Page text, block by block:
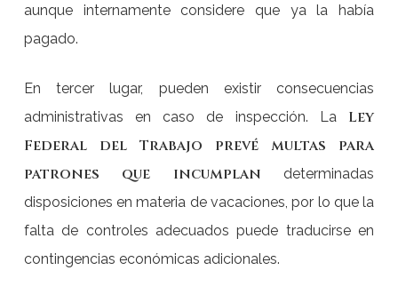
aunque internamente considere que ya la había
pagado.
En tercer lugar, pueden existir consecuencias
administrativas en caso de inspección. LaLey
Federal del Trabajo prevé multas para
patrones que incumplan determinadas
disposiciones en materia de vacaciones, por lo que la
falta de controles adecuados puede traducirse en
contingencias económicas adicionales.